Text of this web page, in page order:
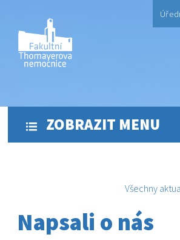
ZOBRAZIT MENU
Všechny
Napsali o nás